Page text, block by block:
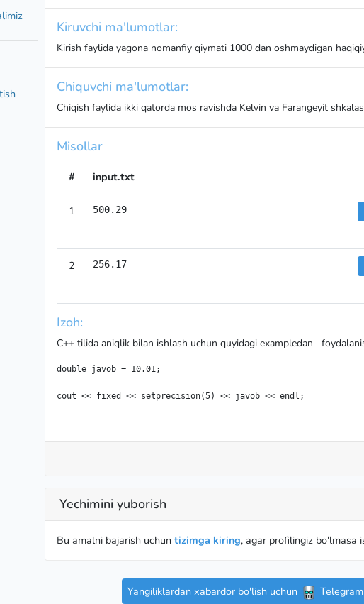
Kiruvchi ma'lumotlar:
Kirish faylida yagona nomanfiy qiymati 1000 dan oshmaydigan
Chiquvchi ma'lumotlar:
Chiqish faylida ikki qatorda mos ravishda Kelvin va Farangeyit
Misollar
# input.txt
1 500.29
2 256.17
Izoh:
C++ tilida aniqlik bilan ishlash uchun quyidagi exampledan
double javob = 10.01;
cout << fixed << setprecision(5) << javob << endl;
Yechimini yuborish
Bu amalni bajarish uchun tizimga kiring, agar profilingiz bo'lmasa
Yangiliklardan xabardor bo'lish uchun